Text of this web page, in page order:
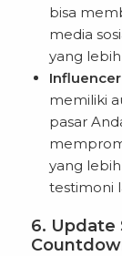
bisa
media
yang lebih
memiliki
pasar
yang
testimoni
6. Update